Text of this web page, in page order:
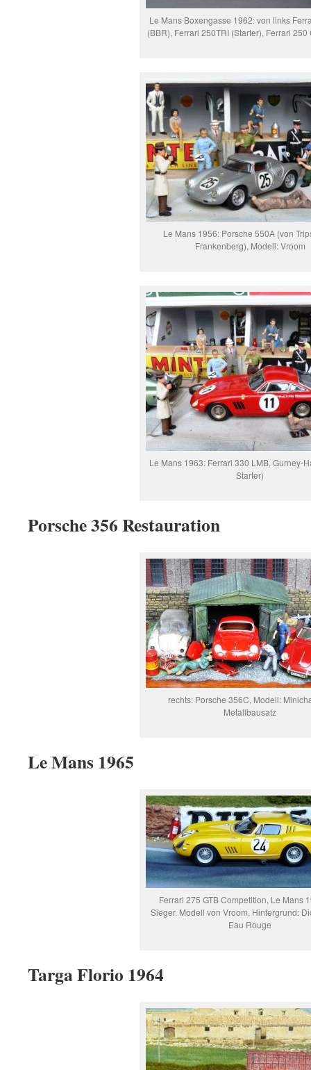
Le Mans Boxengasse 1962: von links
(BBR), Ferrari 250TRI (Starter), Ferrari 250
Le Mans 1956: Porsche 550A (von
Frankenberg), Modell: Vroom
Le Mans 1963: Ferrari 330 LMB, Gurney-
Starter)
Porsche 356 Restauration
rechts: Porsche 356C, Modell:
Metallbausatz
Le Mans 1965
Ferrari 275 GTB Competition, Le Mans
Sieger. Modell von Vroom, Hintergrund:
Eau Rouge
Targa Florio 1964